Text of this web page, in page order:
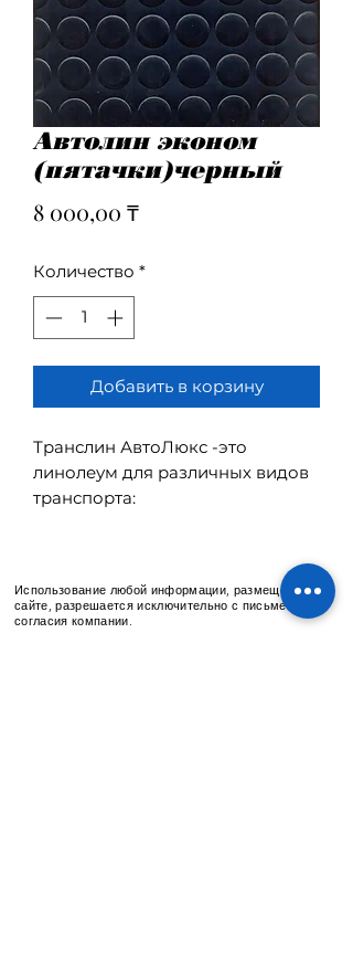
Автолин эконом
(пятачки)черный
8 000,00 ₸Цена
Количество *
Добавить в корзину
Транслин АвтоЛюкс -это
линолеум для различных видов
транспорта:
кемпингов,спецавтомобилей и
т.д.
Использование любой информации, размещенной на
сайте, разрешается исключительно с письменного
согласия компании.